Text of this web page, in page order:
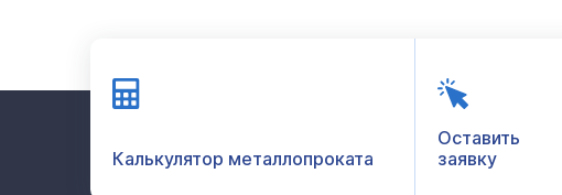
Калькулятор металлопроката
Оставить
заявку